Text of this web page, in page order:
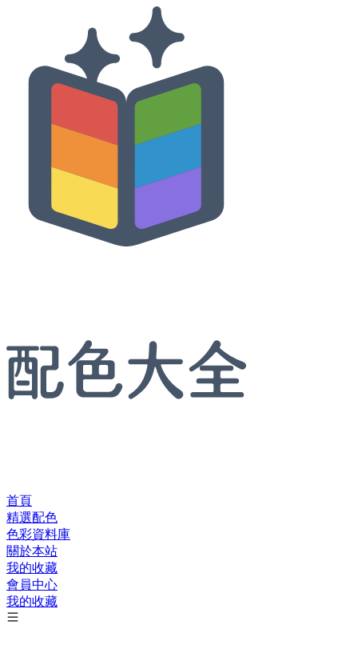
首頁
精選配色
色彩資料庫
關於本站
我的收藏
會員中心
我的收藏